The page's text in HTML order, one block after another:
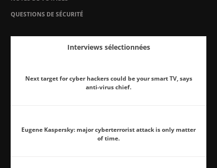
QUESTIONS DE SÉCURITÉ
Interviews sélectionnées
Next target for cyber hackers could be your smart TV, says
anti-virus chief.
Eugene Kaspersky: major cyberterrorist attack is only matter
of time.